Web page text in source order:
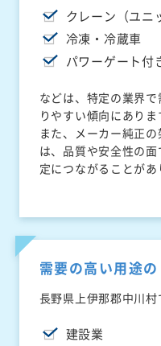
クレーン（ユニ
冷凍・冷蔵車
パワーゲート付
などは、特定の業界
りやすい傾向にありま
また、メーカー純正
は、品質や安全性の
定につながることがあ
需要の高い用途
長野県上伊那郡中川村
建設業